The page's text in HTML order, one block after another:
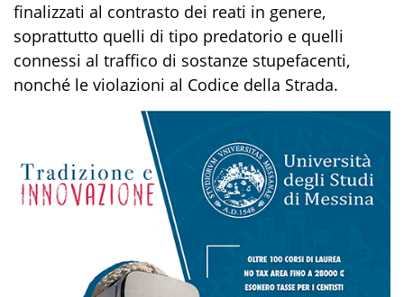
finalizzati al contrasto dei reati in genere,
soprattutto quelli di tipo predatorio e quelli
connessi al traffico di sostanze stupefacenti,
nonché le violazioni al Codice della Strada.